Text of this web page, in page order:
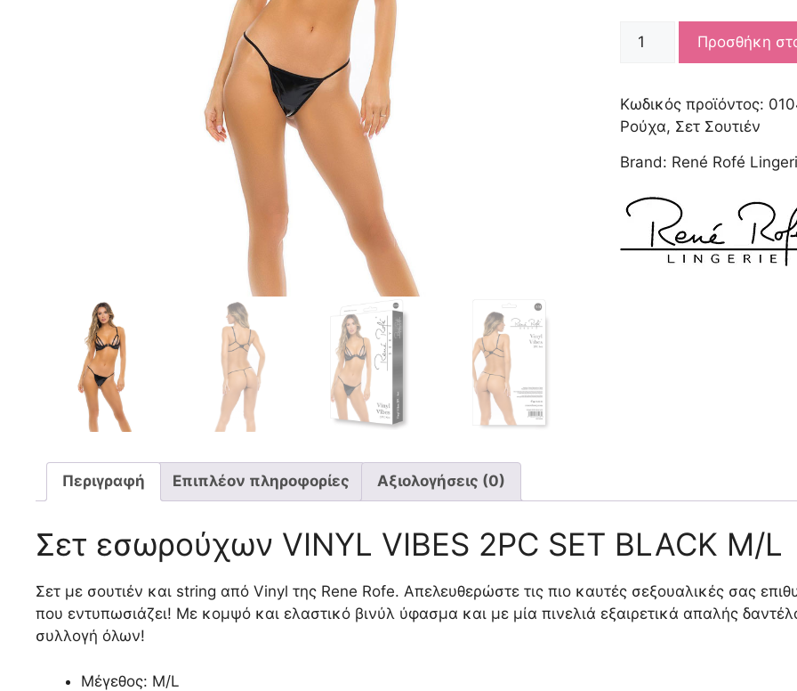
VIBES
SET
BLACK
ποσότητα
Προσθήκη
Κωδικός προϊόντος:
Ρούχα, Σετ Σουτιέν
Brand: René Rofé
Περιγραφή Επιπλέον πληροφορίες Αξιολογήσεις (0)
Σετ εσωρούχων VINYL VIBES 2PC SET BLACK M/L
Σετ με σουτιέν και string από Vinyl της Rene Rofe. Απελευθερώστε τις πιο καυτές σεξουαλικές σας
που εντυπωσιάζει! Με κομψό και ελαστικό βινύλ ύφασμα και με μία πινελιά εξαιρετικά απαλής
συλλογή όλων!
Μέγεθος: M/L